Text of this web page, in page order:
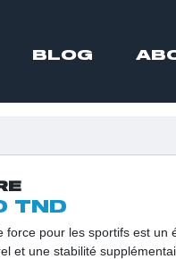
BLOG
TND
force pour les sportifs est un
et une stabilité